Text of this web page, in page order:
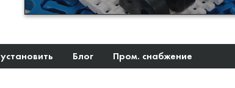
Блог Пром. снабжение